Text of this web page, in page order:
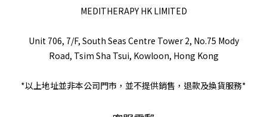
MEDITHERAPY HK LIMITED
Unit 706, 7/F, South Seas Centre Tower 2, No.75 Mody
Road, Tsim Sha Tsui, Kowloon, Hong Kong
*以上地址並非本公司門市，並不提供銷售，退款及換貨服務*